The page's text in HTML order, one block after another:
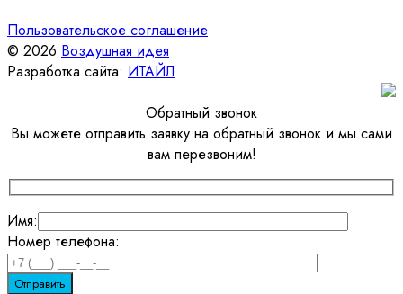
Пользовательское соглашение
© 2026 Воздушная идея
Разработка сайта: ИТАЙЛ
Обратный звонок
Вы можете отправить заявку на обратный звонок и мы сами
вам перезвоним!
Имя:
Номер телефона: